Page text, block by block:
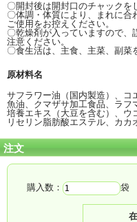
〇開封後は開封口のチャックを
〇体調・体質により、まれに合
ご使用をお控えください。
〇乾燥剤が入っていますので
注意ください。
〇食生活は、主食、主菜、副菜
原材料名
サフラワー油（国内製造）、コ
魚油、クマザサ加工食品、ラフ
培養エキス（大豆を含む）、ウ
リセリン脂肪酸エステル、カカ
注文
購入数： 袋